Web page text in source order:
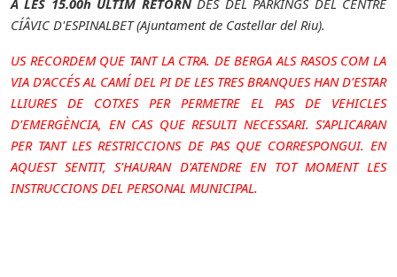
CÍÂVIC D'ESPINALBET (Ajuntament de Castellar del Riu).
US RECORDEM QUE TANT LA CTRA. DE BERGA ALS RASOS COM LA
VIA D'ACCÉS AL CAMÍ DEL PI DE LES TRES BRANQUES HAN D'ESTAR
LLIURES DE COTXES PER PERMETRE EL PAS DE VEHICLES
D'EMERGÈNCIA, EN CAS QUE RESULTI NECESSARI. S'APLICARAN
PER TANT LES RESTRICCIONS DE PAS QUE CORRESPONGUI. EN
AQUEST SENTIT, S'HAURAN D'ATENDRE EN TOT MOMENT LES
INSTRUCCIONS DEL PERSONAL MUNICIPAL.